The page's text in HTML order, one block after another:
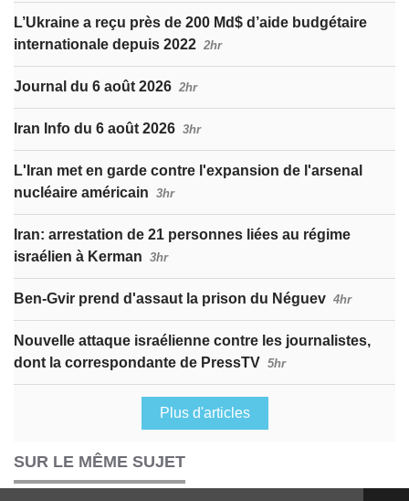
L’Ukraine a reçu près de 200 Md$ d’aide budgétaire
internationale depuis 2022 2hr
Journal du 6 août 2026 2hr
Iran Info du 6 août 2026 3hr
L'Iran met en garde contre l'expansion de l'arsenal
nucléaire américain 3hr
Iran: arrestation de 21 personnes liées au régime
israélien à Kerman 3hr
Ben-Gvir prend d'assaut la prison du Néguev 4hr
Nouvelle attaque israélienne contre les journalistes,
dont la correspondante de PressTV 5hr
Plus d'articles
SUR LE MÊME SUJET